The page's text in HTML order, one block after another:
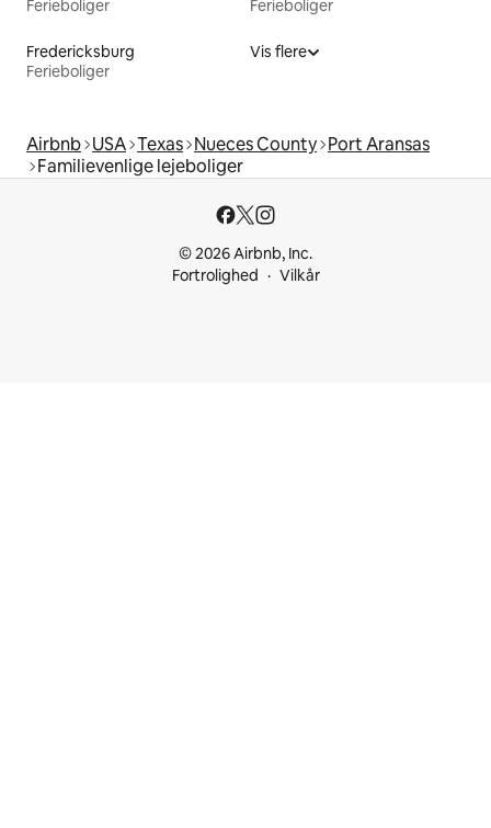
Ferieboliger
Ferieboliger
Fredericksburg
Ferieboliger
Vis flere
Airbnb USA Texas Nueces County Port Aransas
Familievenlige lejeboliger
© 2026 Airbnb, Inc.
Fortrolighed
Vilkår